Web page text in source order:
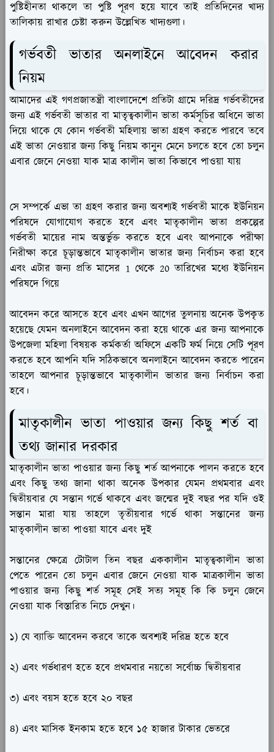
পুষ্টিহীনতা থাকলে তা পুষ্টি পূরণ হয়ে যাবে তাই প্রতিদিনের খাদ্য
তালিকায় রাখার চেষ্টা করুন উল্লেখিত খাদ্যগুলা।
গর্ভবতী ভাতার অনলাইনে আবেদন করার
নিয়ম
আমাদের এই গণপ্রজাতন্ত্রী বাংলাদেশে প্রতিটা গ্রামে দরিদ্র গর্ভবতীদের
জন্য এই গর্ভবতী ভাতার বা মাতৃত্বকালীন ভাতা কর্মসূচির অধিনে ভাতা
দিয়ে থাকে যে কোন গর্ভবতী মহিলায় ভাতা গ্রহণ করতে পারবে তবে
এই ভাতা নেওয়ার জন্য কিছু নিয়ম কানুন মেনে চলতে হবে তো চলুন
এবার জেনে নেওয়া যাক মাত্র কালীন ভাতা কিভাবে পাওয়া যায়
সে সম্পর্কে এভা তা গ্রহণ করার জন্য অবশ্যই গর্ভবতী মাকে ইউনিয়ন
পরিষদে যোগাযোগ করতে হবে এবং মাতৃকালীন ভাতা প্রকল্পের
গর্ভবতী মায়ের নাম অন্তর্ভুক্ত করতে হবে এবং আপনাকে পরীক্ষা
নিরীক্ষা করে চূড়ান্তভাবে মাতৃকালীন ভাতার জন্য নির্বাচন করা হবে
এবং এটার জন্য প্রতি মাসের 1 থেকে 20 তারিখের মধ্যে ইউনিয়ন
পরিষদে গিয়ে
আবেদন করে আসতে হবে এবং এখন আগের তুলনায় অনেক উপকৃত
হয়েছে যেমন অনলাইনে আবেদন করা হয়ে থাকে এর জন্য আপনাকে
উপজেলা মহিলা বিষয়ক কর্মকর্তা অফিসে একটি ফর্ম নিয়ে সেটি পূরণ
করতে হবে আপনি যদি সঠিকভাবে অনলাইনে আবেদন করতে পারেন
তাহলে আপনার চূড়ান্তভাবে মাতৃকালীন ভাতার জন্য নির্বাচন করা
হবে।
মাতৃকালীন ভাতা পাওয়ার জন্য কিছু শর্ত বা
তথ্য জানার দরকার
মাতৃকালীন ভাতা পাওয়ার জন্য কিছু শর্ত আপনাকে পালন করতে হবে
এবং কিছু তথ্য জানা থাকা অনেক উপকার যেমন প্রথমবার এবং
দ্বিতীয়বার যে সন্তান গর্ভে থাকবে এবং জন্মের দুই বছর পর যদি ওই
সন্তান মারা যায় তাহলে তৃতীয়বার গর্ভে থাকা সন্তানের জন্য
মাতৃকালীন ভাতা পাওয়া যাবে এবং দুই
সন্তানের ক্ষেত্রে টোটাল তিন বছর এককালীন মাতৃত্বকালীন ভাতা
পেতে পারেন তো চলুন এবার জেনে নেওয়া যাক মাত্রকালীন ভাতা
পাওয়ার জন্য কিছু শর্ত সমূহ সেই সত্য সমূহ কি কি চলুন জেনে
নেওয়া যাক বিস্তারিত নিচে দেখুন।
১) যে ব্যাক্তি আবেদন করবে তাকে অবশ্যই দরিদ্র হতে হবে
২) এবং গর্ভধারণ হতে হবে প্রথমবার নয়তো সর্বোচ্চ দ্বিতীয়বার
৩) এবং বয়স হতে হবে ২০ বছর
৪) এবং মাসিক ইনকাম হতে হবে ১৫ হাজার টাকার ভেতরে